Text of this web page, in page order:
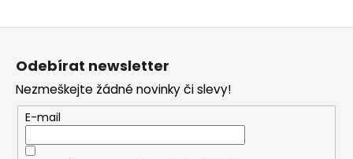
a
í
t
?
Odebírat newsletter
Nezmeškejte žádné novinky či slevy!
E-mail